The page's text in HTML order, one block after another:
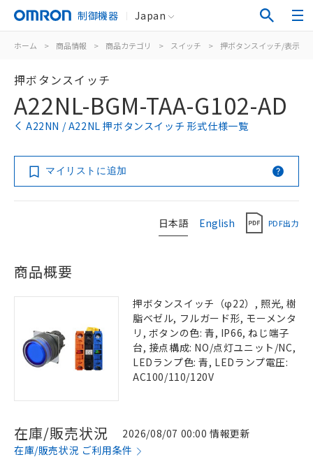
制御機器 Japan
ホーム > 商品情報 > 商品カテゴリ > スイッチ > 押ボタンスイッチ/表示灯
押ボタンスイッチ
A22NL-BGM-TAA-G102-AD
A22NN / A22NL 押ボタンスイッチ 形式仕様一覧
マイリストに追加
日本語 English PDF出力
商品概要
押ボタンスイッチ（φ22）, 照光, 樹
脂ベゼル, フルガード形, モーメンタ
リ, ボタンの色: 青, IP66, ねじ端子
台, 接点構成: NO/点灯ユニット/NC,
LEDランプ色: 青, LEDランプ電圧:
AC100/110/120V
在庫/販売状況
2026/08/07 00:00 情報更新
在庫/販売状況 ご利用条件